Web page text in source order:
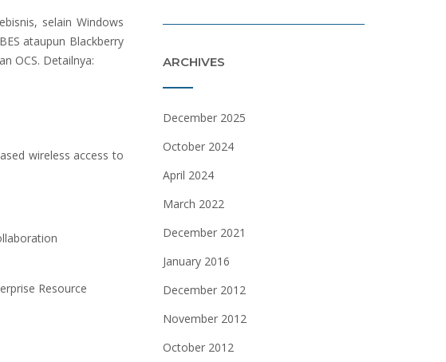
selain Windows
ataupun Blackberry
OCS. Detailnya:
wireless access to
Resource
ARCHIVES
December 2025
October 2024
April 2024
March 2022
December 2021
January 2016
December 2012
November 2012
October 2012